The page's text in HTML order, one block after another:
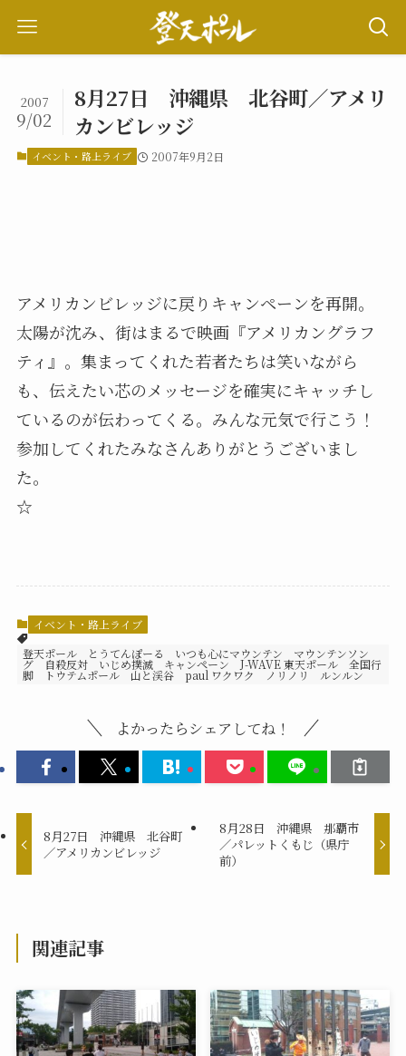
8月27日 沖縄県 北谷町／アメリ
カンビレッジ
2007
9/02
イベント・路上ライブ 2007年9月2日
アメリカンビレッジに戻りキャンペーンを再開。
太陽が沈み、街はまるで映画『アメリカングラフ
ティ』。集まってくれた若者たちは笑いながら
も、伝えたい芯のメッセージを確実にキャッチし
ているのが伝わってくる。みんな元気で行こう！
参加してくれたみなさんありがとうございまし
た。
☆
イベント・路上ライブ
登天ポール とうてんぽーる いつも心にマウンテン マウンテンソン
グ 自殺反対 いじめ撲滅 キャンペーン J-WAVE 東天ポール 全国行
脚 トウテムポール 山と渓谷 paul ワクワク ノリノリ ルンルン
よかったらシェアしてね！
8月27日 沖縄県 北谷町
／アメリカンビレッジ
8月28日 沖縄県 那覇市
／パレットくもじ（県庁
前）
関連記事